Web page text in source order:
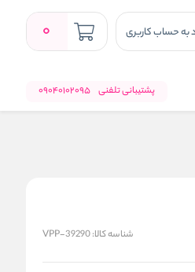
به حساب کاربری 0
پشتیبانی تلفنی 09040102095
شناسه کالا:VPP-39290